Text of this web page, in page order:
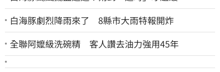
白海豚劇烈降雨來了 8縣市大雨特報開炸
全聯阿嬤級洗碗精 客人讚去油力強用45年